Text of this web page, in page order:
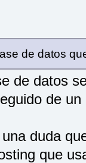
de datos
de datos
de
duda
que